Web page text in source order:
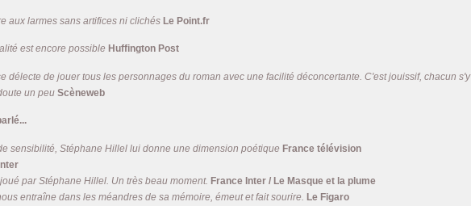
aux larmes sans artifices ni clichés Le Point.fr
est encore possible Huffington Post
délecte de jouer tous les personnages du roman avec une facilité déconcertante. C'est jouissif, chacun s'y
un peu Scèneweb
sensibilité, Stéphane Hillel lui donne une dimension poétique France télévision
par Stéphane Hillel. Un très beau moment. France Inter / Le Masque et la plume
entraîne dans les méandres de sa mémoire, émeut et fait sourire. Le Figaro